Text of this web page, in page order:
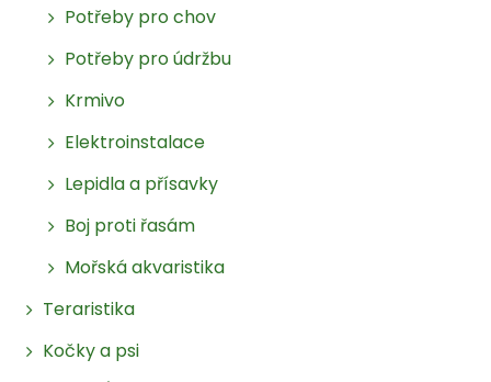
Potřeby pro chov
Potřeby pro údržbu
Krmivo
Elektroinstalace
Lepidla a přísavky
Boj proti řasám
Mořská akvaristika
Teraristika
Kočky a psi